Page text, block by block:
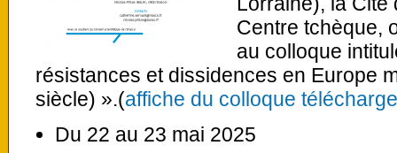
Centre tchèque,
au colloque
résistances et dissidences en Europe
siècle) ».(affiche du colloque
Du 22 au 23 mai 2025